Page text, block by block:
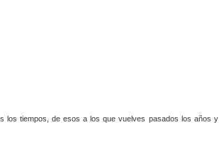
los tiempos, de esos a los que vuelves pasados los años y